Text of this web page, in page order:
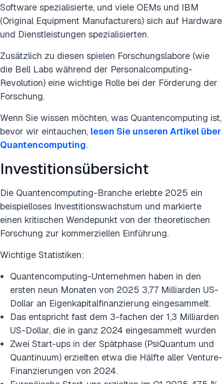
Software spezialisierte, und viele OEMs und IBM
(Original Equipment Manufacturers) sich auf Hardware
und Dienstleistungen spezialisierten.
Zusätzlich zu diesen spielen Forschungslabore (wie
die Bell Labs während der Personalcomputing-
Revolution) eine wichtige Rolle bei der Förderung der
Forschung.
Wenn Sie wissen möchten, was Quantencomputing ist,
bevor wir eintauchen, lesen Sie unseren Artikel über
Quantencomputing.
Investitionsübersicht
Die Quantencomputing-Branche erlebte 2025 ein
beispielloses Investitionswachstum und markierte
einen kritischen Wendepunkt von der theoretischen
Forschung zur kommerziellen Einführung.
Wichtige Statistiken:
Quantencomputing-Unternehmen haben in den
ersten neun Monaten von 2025 3,77 Milliarden US-
Dollar an Eigenkapitalfinanzierung eingesammelt.
Das entspricht fast dem 3-fachen der 1,3 Milliarden
US-Dollar, die in ganz 2024 eingesammelt wurden
Zwei Start-ups in der Spätphase (PsiQuantum und
Quantinuum) erzielten etwa die Hälfte aller Venture-
Finanzierungen von 2024.